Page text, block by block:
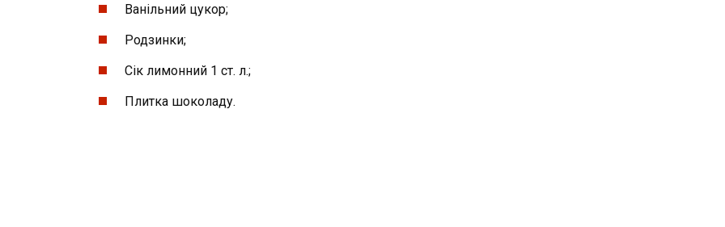
Ванільний цукор;
Родзинки;
Сік лимонний 1 ст. л.;
Плитка шоколаду.